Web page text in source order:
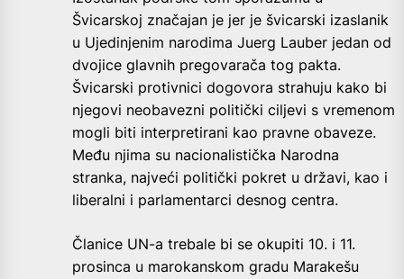
Švicarskoj značajan je jer je švicarski izaslanik
u Ujedinjenim narodima Juerg Lauber jedan od
dvojice glavnih pregovarača tog pakta.
Švicarski protivnici dogovora strahuju kako bi
njegovi neobavezni politički ciljevi s vremenom
mogli biti interpretirani kao pravne obaveze.
Među njima su nacionalistička Narodna
stranka, najveći politički pokret u državi, kao i
liberalni i parlamentarci desnog centra.
Članice UN-a trebale bi se okupiti 10. i 11.
prosinca u marokanskom gradu Marakešu